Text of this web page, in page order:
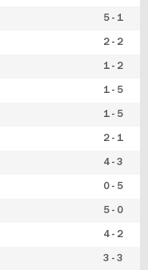
5 - 1
2 - 2
1 - 2
1 - 5
1 - 5
2 - 1
4 - 3
0 - 5
5 - 0
4 - 2
3 - 3